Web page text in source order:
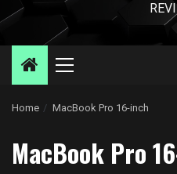
Primair
Home MacBook Pro 16-inch
MacBook Pro